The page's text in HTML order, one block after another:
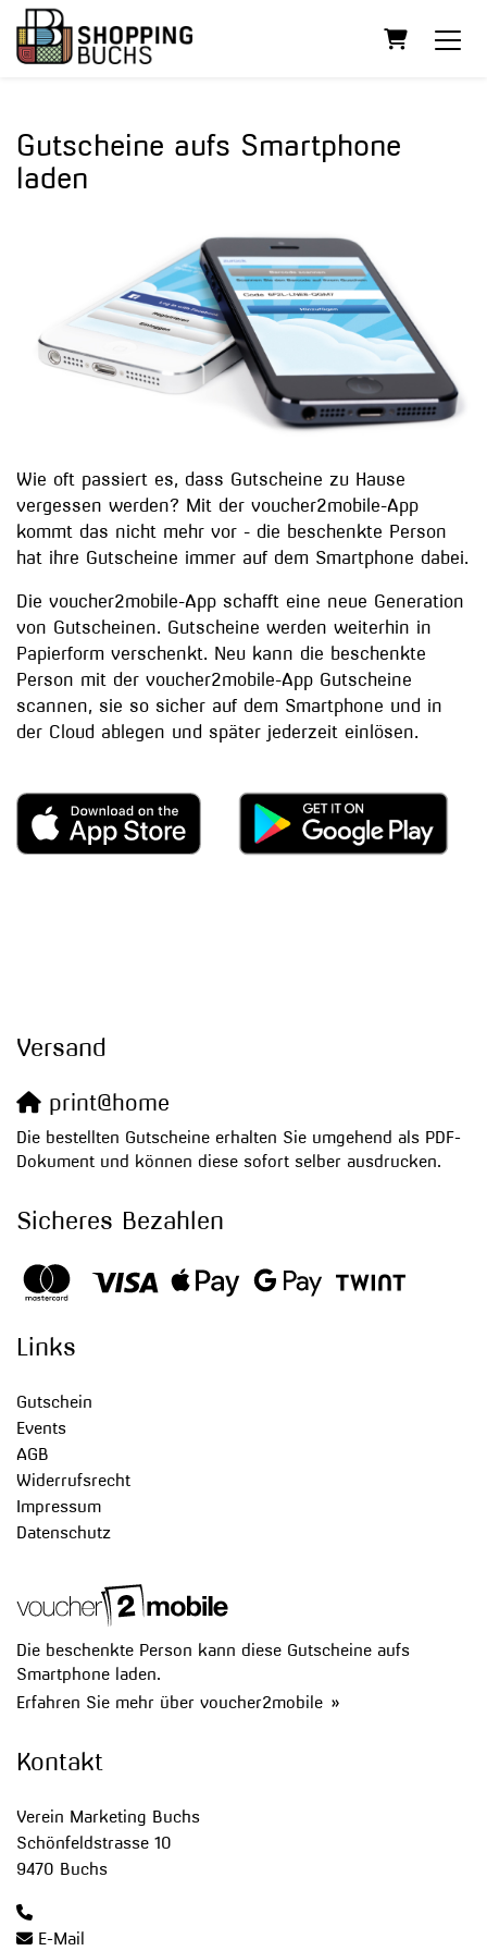
Warenkorb
Gutscheine aufs Smartphone
laden
Wie oft passiert es, dass Gutscheine zu Hause
vergessen werden? Mit der voucher2mobile-App
kommt das nicht mehr vor - die beschenkte Person
hat ihre Gutscheine immer auf dem Smartphone dabei.
Die voucher2mobile-App schafft eine neue Generation
von Gutscheinen. Gutscheine werden weiterhin in
Papierform verschenkt. Neu kann die beschenkte
Person mit der voucher2mobile-App Gutscheine
scannen, sie so sicher auf dem Smartphone und in
der Cloud ablegen und später jederzeit einlösen.
Versand
print@home
Die bestellten Gutscheine erhalten Sie umgehend als PDF-
Dokument und können diese sofort selber ausdrucken.
Sicheres Bezahlen
Links
Gutschein
Events
AGB
Widerrufsrecht
Impressum
Datenschutz
Die beschenkte Person kann diese Gutscheine aufs
Smartphone laden.
Erfahren Sie mehr über voucher2mobile »
Kontakt
Verein Marketing Buchs
Schönfeldstrasse 10
9470 Buchs
E-Mail